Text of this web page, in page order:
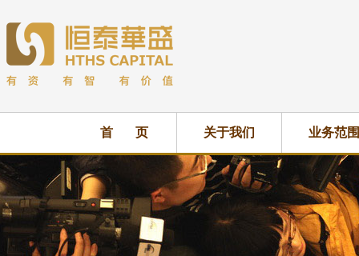
首 页 关于我们 业务范围